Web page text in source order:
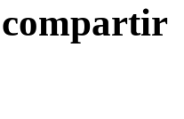
compartir